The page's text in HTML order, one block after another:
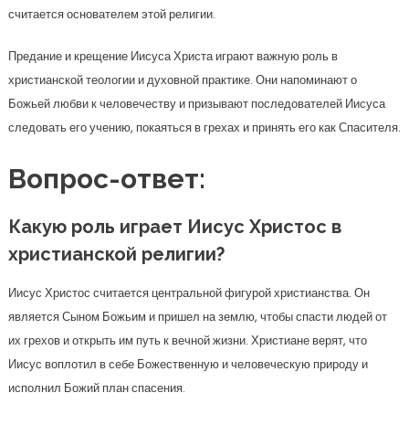
считается основателем этой религии.
Предание и крещение Иисуса Христа играют важную роль в
христианской теологии и духовной практике. Они напоминают о
Божьей любви к человечеству и призывают последователей Иисуса
следовать его учению, покаяться в грехах и принять его как Спасителя.
Вопрос-ответ:
Какую роль играет Иисус Христос в
христианской религии?
Иисус Христос считается центральной фигурой христианства. Он
является Сыном Божьим и пришел на землю, чтобы спасти людей от
их грехов и открыть им путь к вечной жизни. Христиане верят, что
Иисус воплотил в себе Божественную и человеческую природу и
исполнил Божий план спасения.